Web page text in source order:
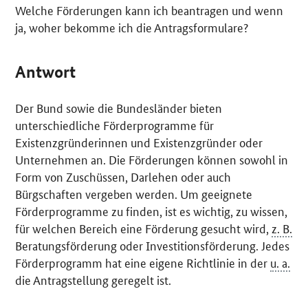
Welche Förderungen kann ich beantragen und wenn
ja, woher bekomme ich die Antragsformulare?
Antwort
Der Bund sowie die Bundesländer bieten
unterschiedliche Förderprogramme für
Existenzgründerinnen und Existenzgründer oder
Unternehmen an. Die Förderungen können sowohl in
Form von Zuschüssen, Darlehen oder auch
Bürgschaften vergeben werden. Um geeignete
Förderprogramme zu finden, ist es wichtig, zu wissen,
für welchen Bereich eine Förderung gesucht wird, z. B.
Beratungsförderung oder Investitionsförderung. Jedes
Förderprogramm hat eine eigene Richtlinie in der u. a.
die Antragstellung geregelt ist.